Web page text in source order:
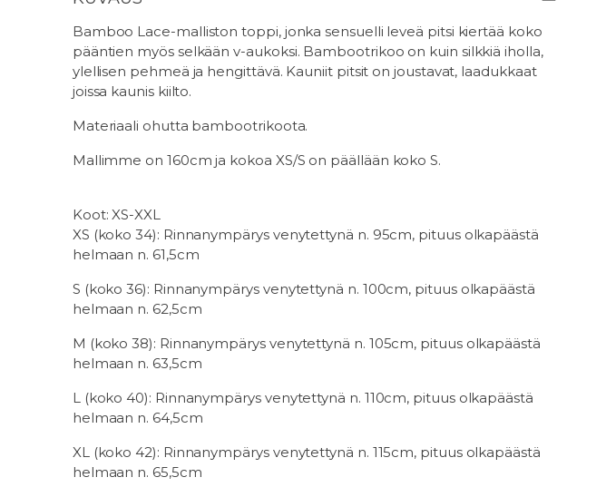
Bamboo Lace-malliston toppi, jonka sensuelli leveä pitsi kiertää koko
pääntien myös selkään v-aukoksi. Bambootrikoo on kuin silkkiä iholla,
ylellisen pehmeä ja hengittävä. Kauniit pitsit on joustavat, laadukkaat
joissa kaunis kiilto.
Materiaali ohutta bambootrikoota.
Mallimme on 160cm ja kokoa XS/S on päällään koko S.
Koot: XS-XXL
XS (koko 34): Rinnanympärys venytettynä n. 95cm, pituus olkapäästä
helmaan n. 61,5cm
S (koko 36): Rinnanympärys venytettynä n. 100cm, pituus olkapäästä
helmaan n. 62,5cm
M (koko 38): Rinnanympärys venytettynä n. 105cm, pituus olkapäästä
helmaan n. 63,5cm
L (koko 40): Rinnanympärys venytettynä n. 110cm, pituus olkapäästä
helmaan n. 64,5cm
XL (koko 42): Rinnanympärys venytettynä n. 115cm, pituus olkapäästä
helmaan n. 65,5cm